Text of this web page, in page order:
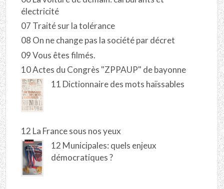
électricité
07 Traité sur la tolérance
08 On ne change pas la société par décret
09 Vous êtes filmés.
10 Actes du Congrès "ZPPAUP" de bayonne
11 Dictionnaire des mots haïssables
12 La France sous nos yeux
12 Municipales: quels enjeux
démocratiques ?